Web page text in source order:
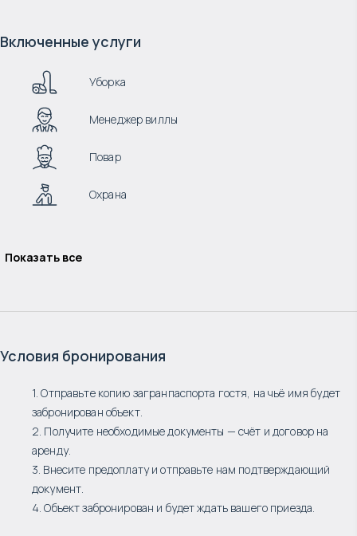
Включенные услуги
Уборка
Менеджер виллы
Повар
Охрана
Показать все
Условия бронирования
1. Отправьте копию загранпаспорта гостя, на чьё имя будет
забронирован объект.
2. Получите необходимые документы — счёт и договор на
аренду.
3. Внесите предоплату и отправьте нам подтверждающий
документ.
4. Объект забронирован и будет ждать вашего приезда.